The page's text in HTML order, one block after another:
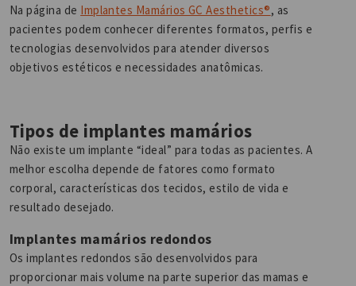
Na página de Implantes Mamários GC Aesthetics®, as
pacientes podem conhecer diferentes formatos, perfis e
tecnologias desenvolvidos para atender diversos
objetivos estéticos e necessidades anatômicas.
Tipos de implantes mamários
Não existe um implante “ideal” para todas as pacientes. A
melhor escolha depende de fatores como formato
corporal, características dos tecidos, estilo de vida e
resultado desejado.
Implantes mamários redondos
Os implantes redondos são desenvolvidos para
proporcionar mais volume na parte superior das mamas e